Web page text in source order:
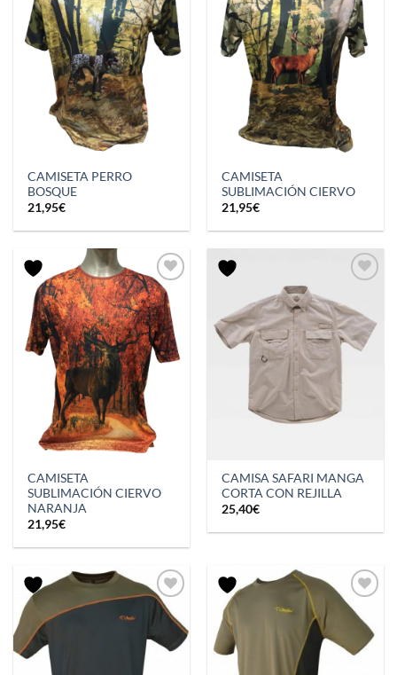
CAMISETA PERRO
BOSQUE
21,95€
CAMISETA
SUBLIMACIÓN CIERVO
21,95€
CAMISETA
SUBLIMACIÓN CIERVO
NARANJA
21,95€
CAMISA SAFARI MANGA
CORTA CON REJILLA
25,40€